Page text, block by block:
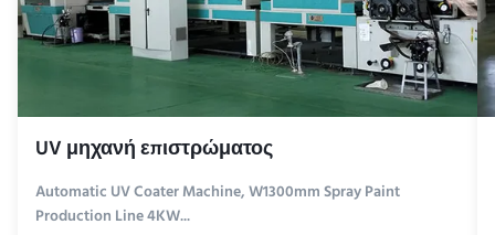
UV μηχανή επιστρώματος
Automatic UV Coater Machine, W1300mm Spray Paint
Production Line 4KW...